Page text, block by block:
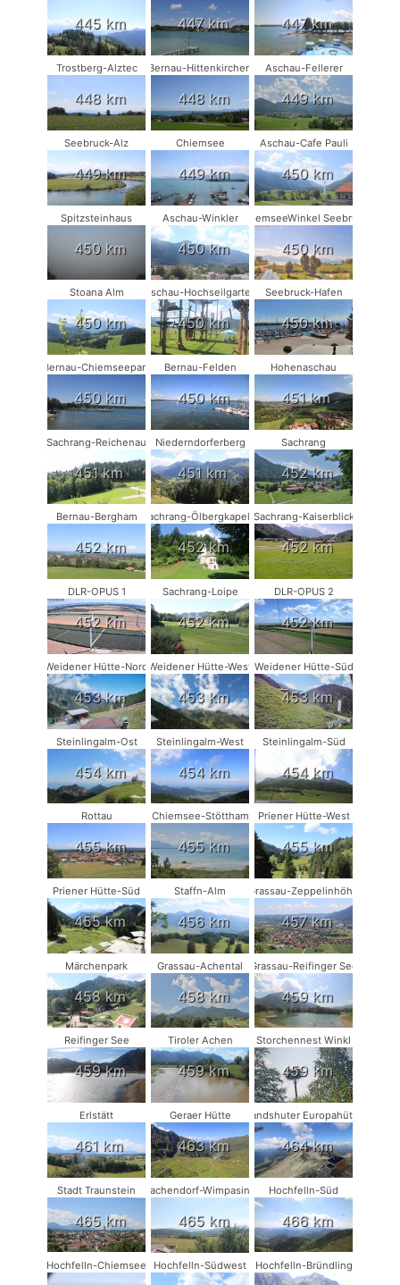
445 km 447 km 447 km
Trostberg-Alztec
448 km
Bernau-Hittenkirchen
448 km
Aschau-Fellerer
449 km
Seebruck-Alz
449 km
Chiemsee
449 km
Aschau-Cafe Pauli
450 km
Spitzsteinhaus
450 km
Aschau-Winkler
450 km
ChiemseeWinkel Seebruck
450 km
Stoana Alm
450 km
Aschau-Hochseilgarten
450 km
Seebruck-Hafen
450 km
Bernau-Chiemseepark
450 km
Bernau-Felden
450 km
Hohenaschau
451 km
Sachrang-Reichenau
451 km
Niederndorferberg
451 km
Sachrang
452 km
Bernau-Bergham
452 km
Sachrang-Ölbergkapelle
452 km
Sachrang-Kaiserblick
452 km
DLR-OPUS 1
452 km
Sachrang-Loipe
452 km
DLR-OPUS 2
452 km
Weidener Hütte-Nord
453 km
Weidener Hütte-West
453 km
Weidener Hütte-Süd
453 km
Steinlingalm-Ost
454 km
Steinlingalm-West
454 km
Steinlingalm-Süd
454 km
Rottau
455 km
Chiemsee-Stöttham
455 km
Priener Hütte-West
455 km
Priener Hütte-Süd
455 km
Staffn-Alm
456 km
Grassau-Zeppelinhöhe
457 km
Märchenpark
458 km
Grassau-Achental
458 km
Grassau-Reifinger See
459 km
Reifinger See
459 km
Tiroler Achen
459 km
Storchennest Winkl
459 km
Erlstätt
461 km
Geraer Hütte
463 km
Landshuter Europahütte
464 km
Stadt Traunstein
465 km
Vachendorf-Wimpasing
465 km
Hochfelln-Süd
466 km
Hochfelln-Chiemsee Hochfelln-Südwest Hochfelln-Bründling